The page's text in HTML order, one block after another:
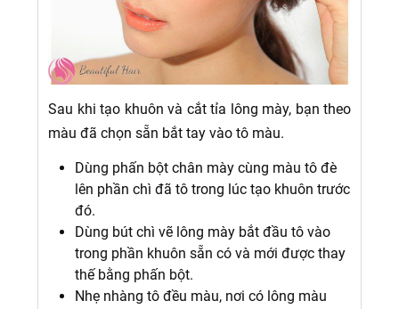
Sau khi tạo khuôn và cắt tỉa lông mày, bạn theo
màu đã chọn sẵn bắt tay vào tô màu.
Dùng phấn bột chân mày cùng màu tô đè
lên phần chì đã tô trong lúc tạo khuôn trước
đó.
Dùng bút chì vẽ lông mày bắt đầu tô vào
trong phần khuôn sẵn có và mới được thay
thế bằng phấn bột.
Nhẹ nhàng tô đều màu, nơi có lông màu